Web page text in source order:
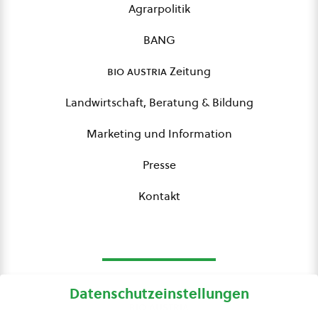
Agrarpolitik
BANG
bio austriaZeitung
Landwirtschaft, Beratung & Bildung
Marketing und Information
Presse
Kontakt
Datenschutzeinstellungen